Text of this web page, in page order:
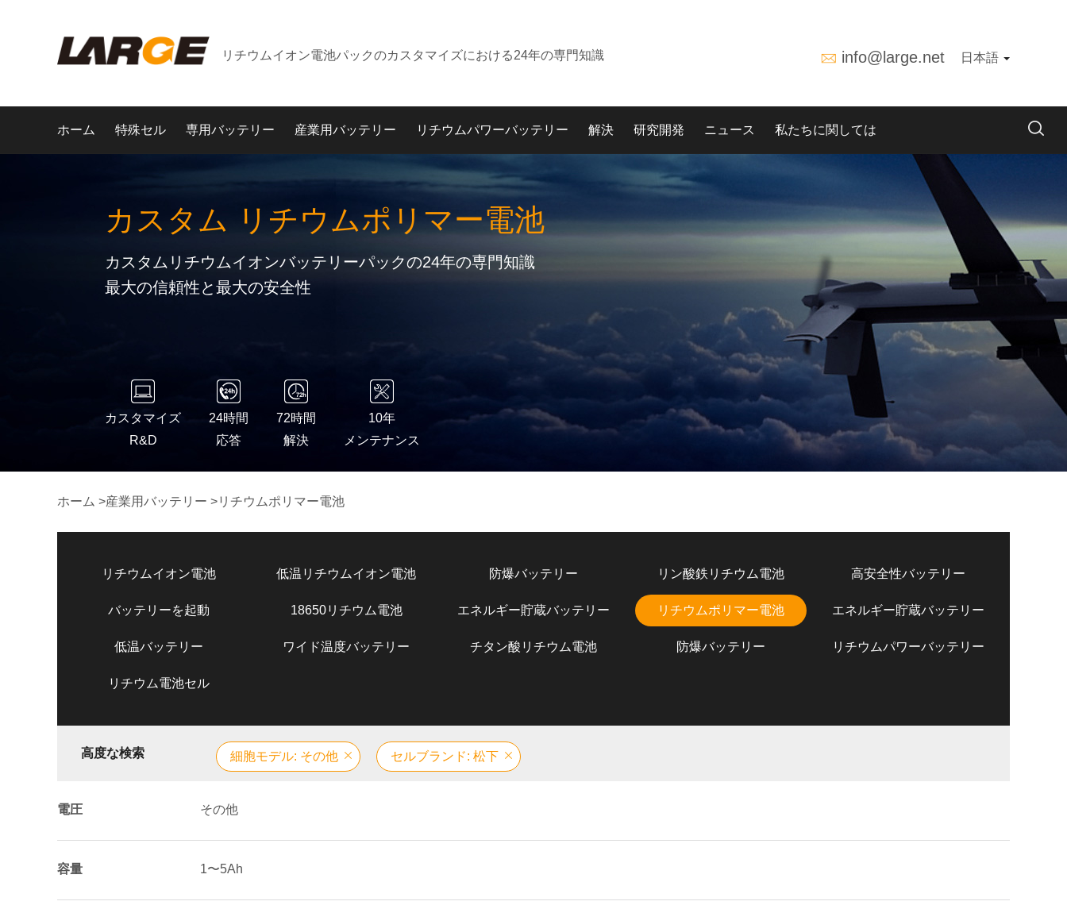
リチウムイオン電池パックのカスタマイズにおける24年の専門知識 info@large.net 日本語
ホーム 特殊セル 専用バッテリー 産業用バッテリー リチウムパワーバッテリー 解決 研究開発 ニュース 私たちに関しては
カスタム リチウムポリマー電池
カスタムリチウムイオンバッテリーパックの24年の専門知識
最大の信頼性と最大の安全性
カスタマイズ
R&D
24時間
応答
72時間
解決
10年
メンテナンス
ホーム >産業用バッテリー >リチウムポリマー電池
リチウムイオン電池 低温リチウムイオン電池 防爆バッテリー リン酸鉄リチウム電池 高安全性バッテリー
バッテリーを起動 18650リチウム電池 エネルギー貯蔵バッテリー リチウムポリマー電池 エネルギー貯蔵バッテリー
低温バッテリー ワイド温度バッテリー チタン酸リチウム電池 防爆バッテリー リチウムパワーバッテリー
リチウム電池セル
高度な検索 細胞モデル: その他 セルブランド: 松下
電圧 その他
容量 1〜5Ah